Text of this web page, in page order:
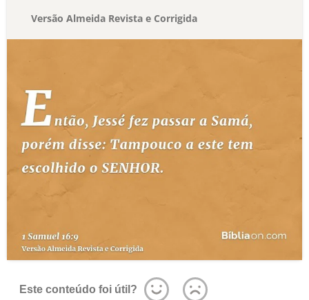
Versão Almeida Revista e Corrigida
Este conteúdo foi útil?